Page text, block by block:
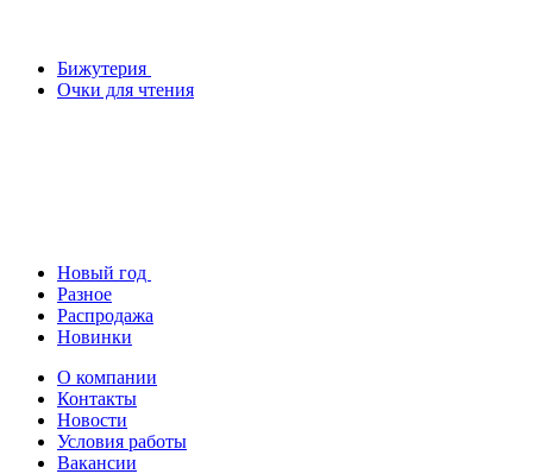
Бижутерия
Очки для чтения
Новый год
Разное
Распродажа
Новинки
О компании
Контакты
Новости
Условия работы
Вакансии